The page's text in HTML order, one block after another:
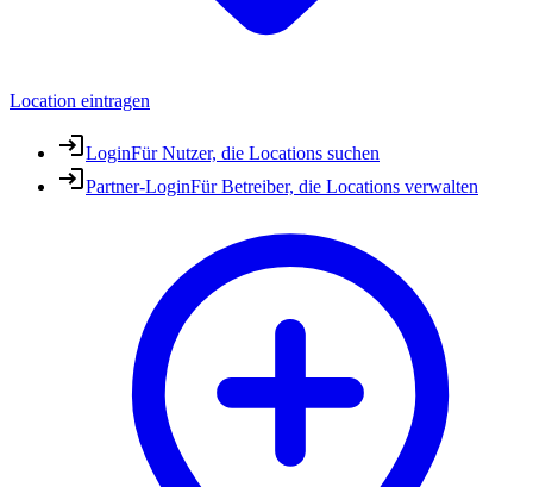
Location eintragen
LoginFür Nutzer, die Locations suchen
Partner-LoginFür Betreiber, die Locations verwalten